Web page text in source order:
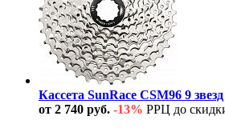
Кассета SunRace CSM96 9 звезд
от 2 740 руб. -13% РРЦ до